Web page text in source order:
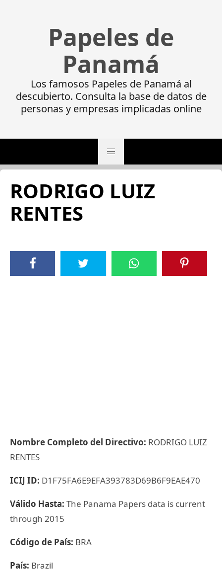
Papeles de
Panamá
Los famosos Papeles de Panamá al
descubierto. Consulta la base de datos de
personas y empresas implicadas online
RODRIGO LUIZ
RENTES
Nombre Completo del Directivo: RODRIGO LUIZ
RENTES
ICIJ ID: D1F75FA6E9EFA393783D69B6F9EAE470
Válido Hasta: The Panama Papers data is current
through 2015
Código de País: BRA
País: Brazil